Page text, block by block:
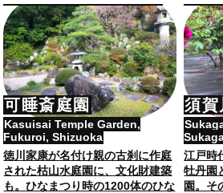
可睡斎庭園
Kasuisai Temple Garden,
Fukuroi, Shizuoka
徳川家康が名付け親の古刹に作庭
された枯山水庭園に、文化財建築
も。ひなまつり時の1200体のひな
須賀
江戸時
牡丹園
園。そ